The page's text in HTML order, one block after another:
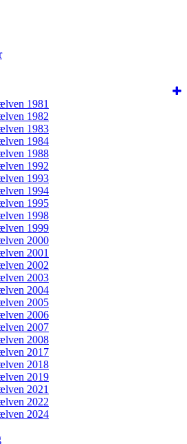
1981
1982
1983
1984
1988
1992
1993
1994
1995
1998
1999
2000
2001
2002
2003
2004
2005
2006
2007
2008
2017
2018
2019
2021
2022
2024